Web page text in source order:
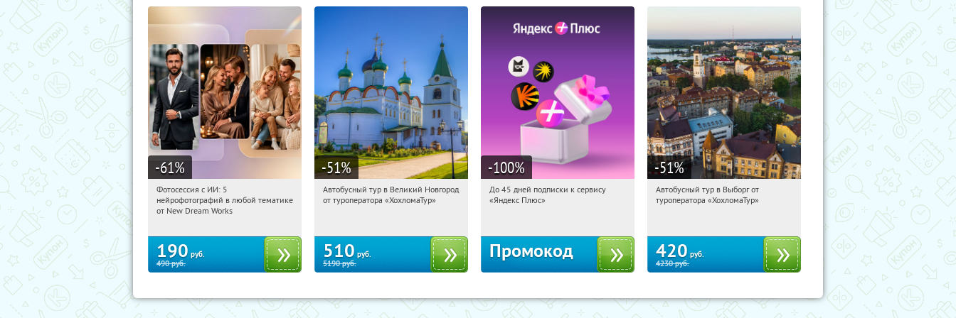
-61%
10:13:02
Россия
Фотосессия с ИИ: 5
нейрофотографий в любой тематике
от New Dream Works
190 руб.
490руб.
-51%
10:13:02 Купили:2
Автобусный тур в Великий Новгород
от туроператора «ХохломаТур»
510 руб.
5190руб.
-100%
10:13:02 Получили:
До 45 дней подписки к сервису
«Яндекс Плюс»
Промокод
-51%
10:13:02 Купили:
Автобусный тур в Выборг от
туроператора «ХохломаТур»
420 руб.
4230руб.